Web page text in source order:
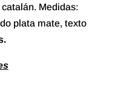
Medidas:
plata mate, texto